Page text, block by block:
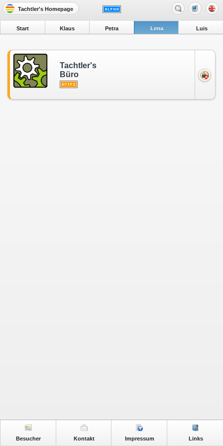
Tachtler's Homepage
Start Klaus Petra Lena Luis
Tachtler's
Büro
Besucher Kontakt Impressum Links